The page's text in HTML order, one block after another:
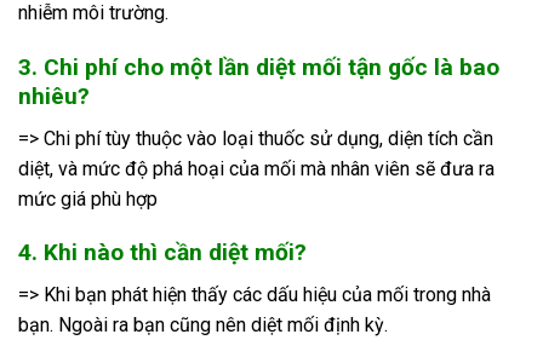
nhiễm môi trường.
3. Chi phí cho một lần diệt mối tận gốc là bao
nhiêu?
=> Chi phí tùy thuộc vào loại thuốc sử dụng, diện tích cần
diệt, và mức độ phá hoại của mối mà nhân viên sẽ đưa ra
mức giá phù hợp
4. Khi nào thì cần diệt mối?
=> Khi bạn phát hiện thấy các dấu hiệu của mối trong nhà
bạn. Ngoài ra bạn cũng nên diệt mối định kỳ.